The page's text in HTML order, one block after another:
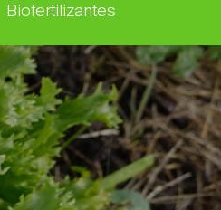
Biofertilizantes